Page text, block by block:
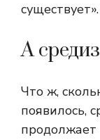
существует».
А
Что ж,
появилось,
продолжает